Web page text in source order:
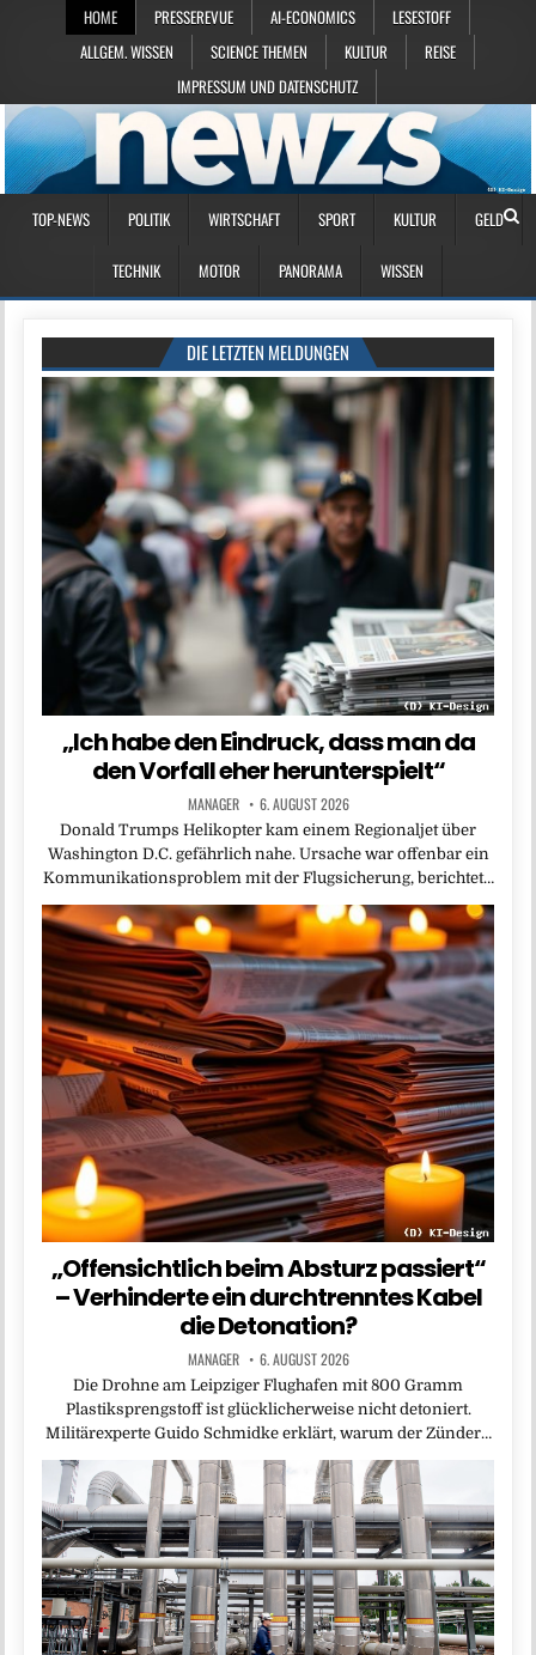
HOME PRESSEREVUE AI-ECONOMICS
LESESTOFF
ALLGEM. WISSEN
SCIENCE THEMEN KULTUR
REISE
IMPRESSUM UND DATENSCHUTZ
TOP-NEWS POLITIK WIRTSCHAFT SPORT KULTUR GELD
TECHNIK MOTOR PANORAMA WISSEN
DIE LETZTEN MELDUNGEN
„Ich habe den Eindruck, dass man da
den Vorfall eher herunterspielt“
MANAGER 6. AUGUST 2026
Donald Trumps Helikopter kam einem Regionaljet über
Washington D.C. gefährlich nahe. Ursache war offenbar ein
Kommunikationsproblem mit der Flugsicherung, berichtet…
„Offensichtlich beim Absturz passiert“
– Verhinderte ein durchtrenntes Kabel
die Detonation?
MANAGER 6. AUGUST 2026
Die Drohne am Leipziger Flughafen mit 800 Gramm
Plastiksprengstoff ist glücklicherweise nicht detoniert.
Militärexperte Guido Schmidke erklärt, warum der Zünder…